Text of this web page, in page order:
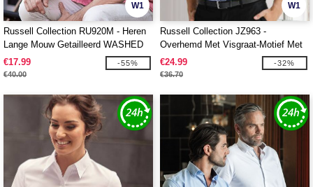
W1
Russell Collection RU920M - Heren
Lange Mouw Getailleerd WASHED
OXFORD Overhemd
€17.99
€40.00
-55%
W1
Russell Collection JZ963 -
Overhemd Met Visgraat-Motief Met
Korte Mouw
€24.99
€36.70
-32%